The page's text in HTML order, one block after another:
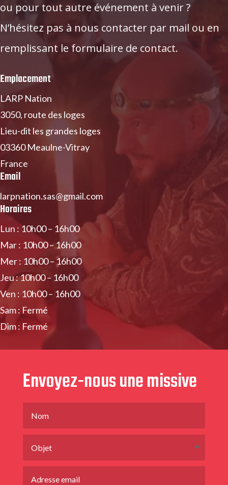
ou pour tout autre événement à venir ?
N’hésitez pas à nous contacter par mail ou en
remplissant le formulaire de contact.
Emplacement
LARP Nation
3050, route des loges
Lieu-dit les grandes loges
03360 Meaulne-Vitray
France
Email
larpnation.sas@gmail.com
Horaires
Lun : 10h00 – 16h00
Mar : 10h00 – 16h00
Mer : 10h00 – 16h00
Jeu : 10h00 – 16h00
Ven : 10h00 – 16h00
Sam : Fermé
Dim : Fermé
Envoyez-nous une missive